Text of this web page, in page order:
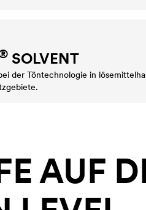
SOLVENT
der Töntechnologie in
AUF